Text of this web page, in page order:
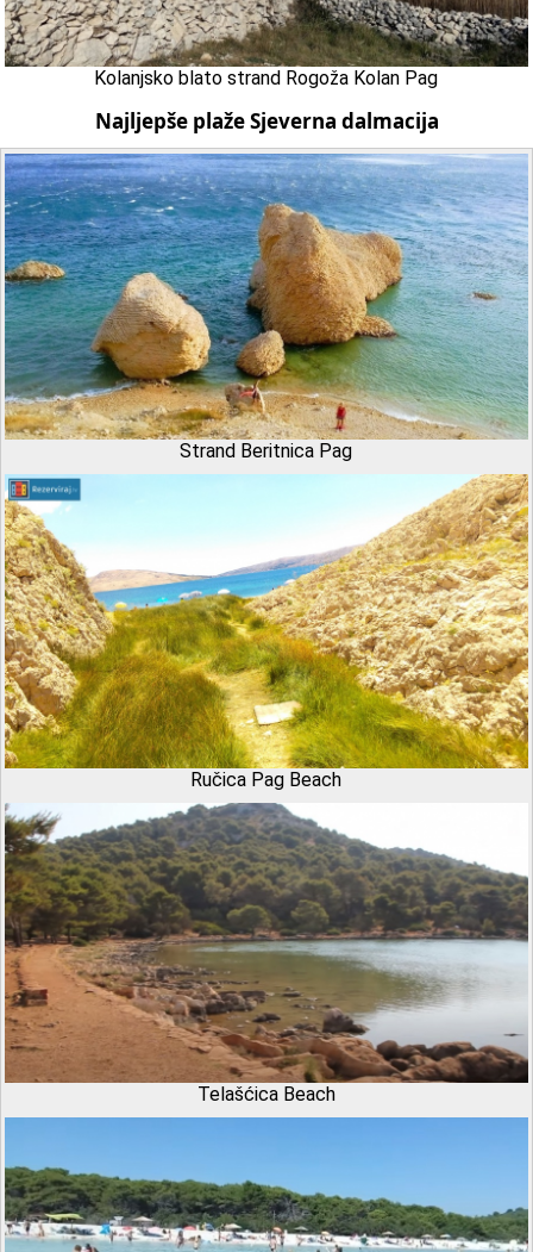
Kolanjsko blato strand Rogoža Kolan Pag
Najljepše plaže Sjeverna dalmacija
Strand Beritnica Pag
Ručica Pag Beach
Telašćica Beach